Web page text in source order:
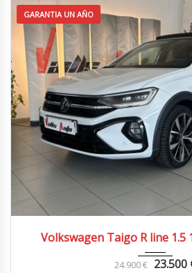
GARANTIA UN AÑO
Volkswagen Taigo R line 1.5
24.900€ 23.500